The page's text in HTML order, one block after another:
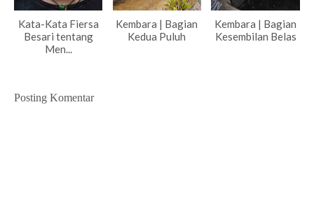
Kata-Kata Fiersa
Besari tentang
Men...
Kembara | Bagian
Kedua Puluh
Kembara | Bagian
Kesembilan Belas
Posting Komentar